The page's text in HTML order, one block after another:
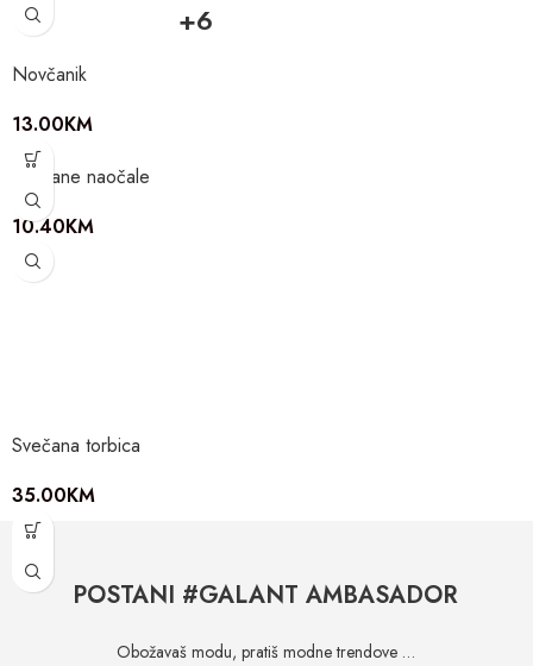
+6
Novčanik
13.00KM
Sunčane naočale
10.40KM
Svečana torbica
35.00KM
POSTANI #GALANT AMBASADOR
Obožavaš modu, pratiš modne trendove …